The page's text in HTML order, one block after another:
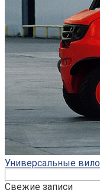
Универсальные
Свежие записи